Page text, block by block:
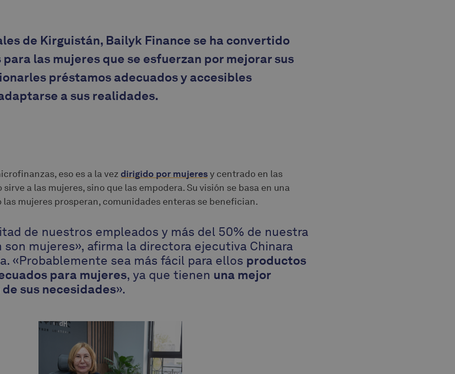
de Kirguistán, Bailyk Finance se ha convertido
las mujeres que se esfuerzan por mejorar sus
préstamos adecuados y accesibles
a sus realidades.
eso es a la vez dirigido por mujeresy centrado en las
a las mujeres, sino que las empodera. Su visión se basa en una
las mujeres prosperan, comunidades enteras se benefician.
de nuestros empleados y más del 50% de nuestra
mujeres», afirma la directora ejecutiva Chinara
«Probablemente sea más fácil para ellos productos
para mujeres, ya que tienen una mejor
sus necesidades».